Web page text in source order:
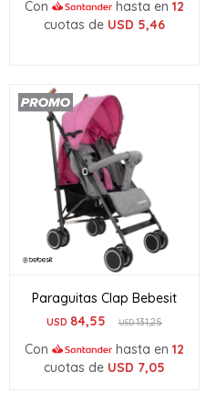
Con hasta en 12
cuotas de USD 5,46
Paraguitas Clap Bebesit
USD 84,55 USD131,25
Con hasta en 12
cuotas de USD 7,05